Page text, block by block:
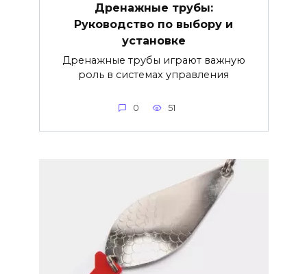
Дренажные трубы:
Руководство по выбору и
установке
Дренажные трубы играют важную
роль в системах управления
0 51